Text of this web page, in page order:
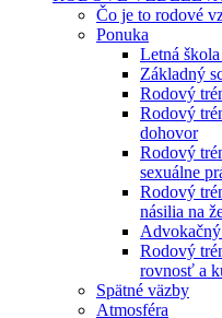
Čo je to rodové
Ponuka
Letná
Základný
Rodový
Rodový
dohovor
Rodový
sexuálne
Rodový
násilia na
Rodový
rovnosť a
Spätné väzby
Atmosféra